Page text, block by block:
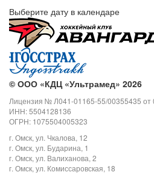
Выберите дату в календаре
© ООО «КДЦ «Ультрамед» 2026
Лицензия № Л041-01165-55/00355435 от
ИНН: 5504128136
ОГРН: 1075504005323
г. Омск, ул. Чкалова, 12
г. Омск, ул. Бударина, 1
г. Омск, ул. Валиханова, 2
г. Омск, ул. Комиссаровская, 18